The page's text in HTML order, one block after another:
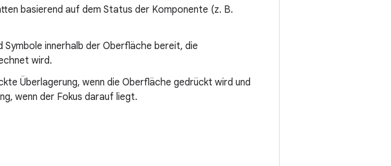
basierend auf dem Status der Komponente (z. B.
Symbole innerhalb der Oberfläche bereit, die
wird.
Überlagerung, wenn die Oberfläche gedrückt wird und
wenn der Fokus darauf liegt.